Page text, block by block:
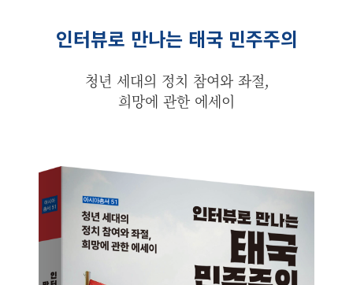
인터뷰로 만나는 태국 민주주의
청년 세대의 정치 참여와 좌절,
희망에 관한 에세이